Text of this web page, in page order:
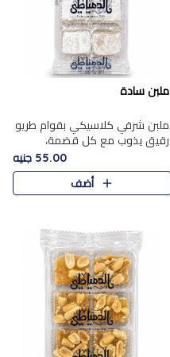
ملبن سادة
ملبن شرقي كلاسيكي بقوام طريو
رقيق يذوب مع كل قضمة،
مغطى بطبقة ناعمة من السكر
البودرة ليقدم المذاق الأصيل الذي
ارتبط بحلويات المولد التقليدي..
55.00 جنيه
أضف